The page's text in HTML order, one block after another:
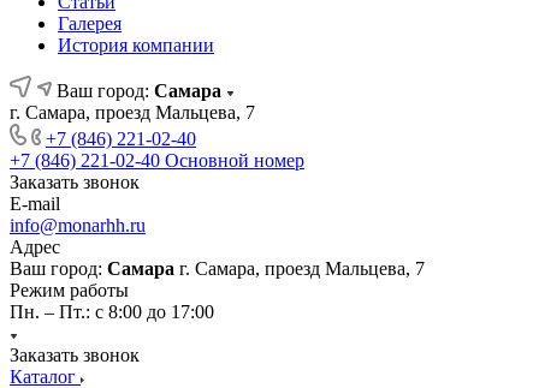
Галерея
История компании
Ваш город: Самара
г. Самара, проезд Мальцева, 7
+7 (846) 221-02-40
+7 (846) 221-02-40 Основной номер
Заказать звонок
E-mail
info@monarhh.ru
Адрес
Ваш город: Самара г. Самара, проезд Мальцева, 7
Режим работы
Пн. – Пт.: с 8:00 до 17:00
Заказать звонок
Каталог